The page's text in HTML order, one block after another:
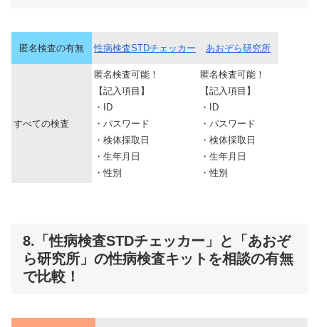
匿名検査の有無 性病検査STDチェッカー あおぞら研究所
すべての検査
匿名検査可能！
【記入項目】
・ID
・パスワード
・検体採取日
・生年月日
・性別
匿名検査可能！
【記入項目】
・ID
・パスワード
・検体採取日
・生年月日
・性別
8.「性病検査STDチェッカー」と「あおぞ
ら研究所」の性病検査キットを相談の有無
で比較！